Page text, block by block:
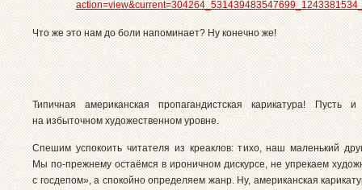
Что же это нам до боли напоминает? Ну конечно же!
Типичная американская пропагандистская карикатура! Пусть
на избыточном художественном уровне.
Спешим успокоить читателя из креаклов: тихо, наш маленький
Мы по-прежнему остаёмся в ироничном дискурсе, не упрекаем
с госдепом», а спокойно определяем жанр. Ну, американская